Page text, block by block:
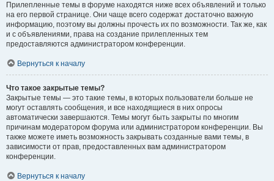
Прилепленные темы в форуме находятся ниже всех объявлений и только
на его первой странице. Они чаще всего содержат достаточно важную
информацию, поэтому вы должны прочесть их по возможности. Так же, как
и с объявлениями, права на создание прилепленных тем
предоставляются администратором конференции.
Вернуться к началу
Что такое закрытые темы?
Закрытые темы — это такие темы, в которых пользователи больше не
могут оставлять сообщения, и все находящиеся в них опросы
автоматически завершаются. Темы могут быть закрыты по многим
причинам модератором форума или администратором конференции. Вы
также можете иметь возможность закрывать созданные вами темы, в
зависимости от прав, предоставленных вам администратором
конференции.
Вернуться к началу